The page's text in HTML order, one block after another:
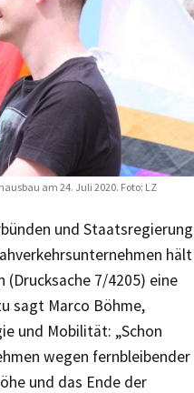
am 24. Juli 2020. Foto: LZ
und Staatsregierung
hält
7/4205) eine
sagt Marco Böhme,
und Mobilität: „Schon
wegen fernbleibender
und das Ende der